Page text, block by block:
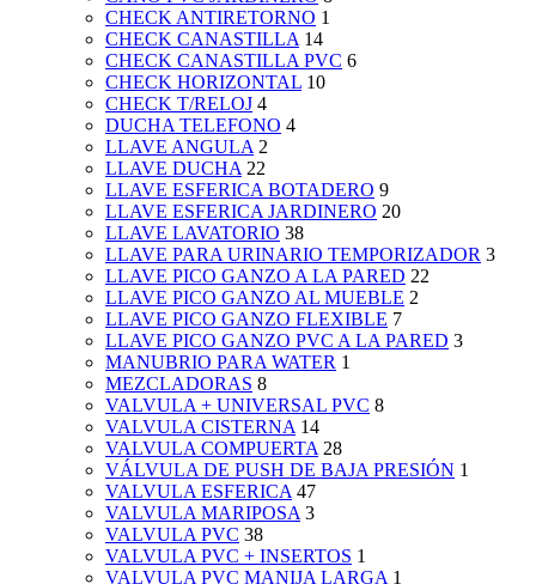
CHECK ANTIRETORNO 1
CHECK CANASTILLA 14
CHECK CANASTILLA PVC 6
CHECK HORIZONTAL 10
CHECK T/RELOJ 4
DUCHA TELEFONO 4
LLAVE ANGULA 2
LLAVE DUCHA 22
LLAVE ESFERICA BOTADERO 9
LLAVE ESFERICA JARDINERO 20
LLAVE LAVATORIO 38
LLAVE PARA URINARIO TEMPORIZADOR 3
LLAVE PICO GANZO A LA PARED 22
LLAVE PICO GANZO AL MUEBLE 2
LLAVE PICO GANZO FLEXIBLE 7
LLAVE PICO GANZO PVC A LA PARED 3
MANUBRIO PARA WATER 1
MEZCLADORAS 8
VALVULA + UNIVERSAL PVC 8
VALVULA CISTERNA 14
VALVULA COMPUERTA 28
VÁLVULA DE PUSH DE BAJA PRESIÓN 1
VALVULA ESFERICA 47
VALVULA MARIPOSA 3
VALVULA PVC 38
VALVULA PVC + INSERTOS 1
VALVULA PVC MANIJA LARGA 1